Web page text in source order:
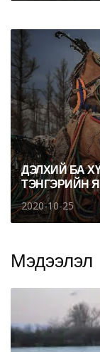
ДЭЛХИЙ БА
ТЭНГЭРИЙН
2020-10-25
Мэдээлэл